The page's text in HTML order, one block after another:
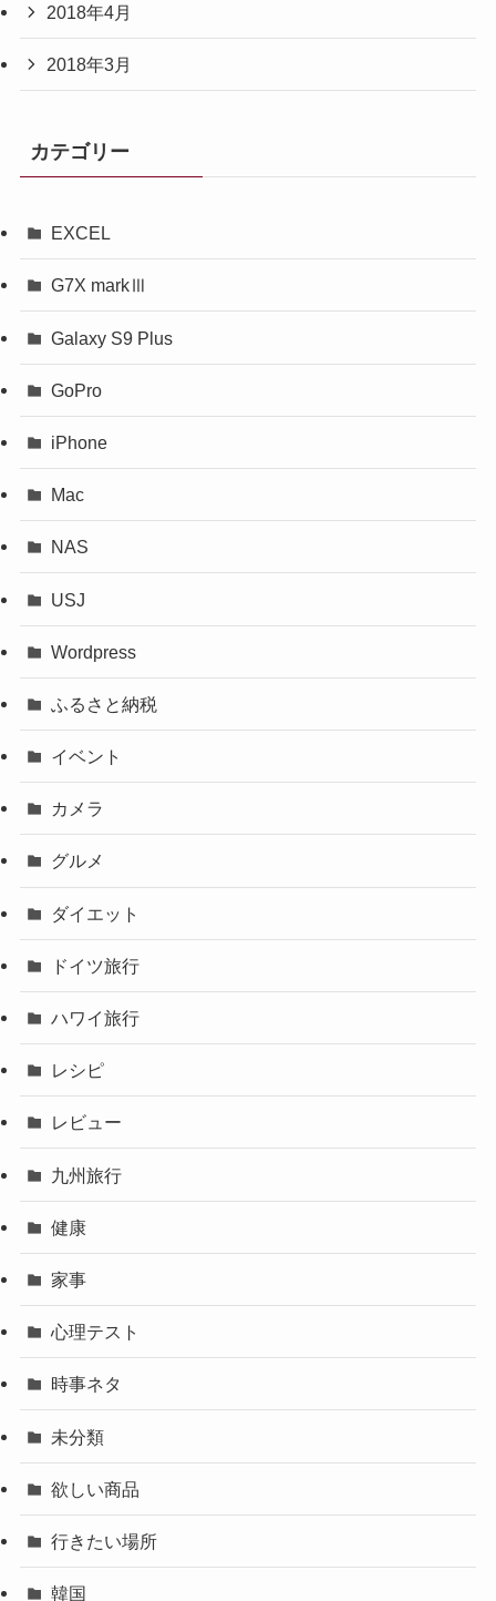
2018年4月
2018年3月
カテゴリー
EXCEL
G7X markⅢ
Galaxy S9 Plus
GoPro
iPhone
Mac
NAS
USJ
Wordpress
ふるさと納税
イベント
カメラ
グルメ
ダイエット
ドイツ旅行
ハワイ旅行
レシピ
レビュー
九州旅行
健康
家事
心理テスト
時事ネタ
未分類
欲しい商品
行きたい場所
韓国